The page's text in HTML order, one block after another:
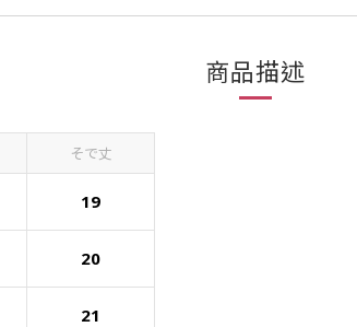
商品描述
そで丈
19
20
21